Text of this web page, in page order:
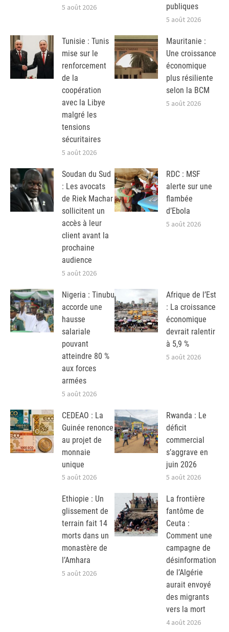
5 août 2026
publiques
5 août 2026
Tunisie : Tunis
mise sur le
renforcement
de la
coopération
avec la Libye
malgré les
tensions
sécuritaires
5 août 2026
Mauritanie :
Une croissance
économique
plus résiliente
selon la BCM
5 août 2026
Soudan du Sud
: Les avocats
de Riek Machar
sollicitent un
accès à leur
client avant la
prochaine
audience
5 août 2026
RDC : MSF
alerte sur une
flambée
d’Ebola
5 août 2026
Nigeria : Tinubu
accorde une
hausse
salariale
pouvant
atteindre 80 %
aux forces
armées
5 août 2026
Afrique de l’Est
: La croissance
économique
devrait ralentir
à 5,9 %
5 août 2026
CEDEAO : La
Guinée renonce
au projet de
monnaie
unique
5 août 2026
Rwanda : Le
déficit
commercial
s’aggrave en
juin 2026
5 août 2026
Ethiopie : Un
glissement de
terrain fait 14
morts dans un
monastère de
l’Amhara
5 août 2026
La frontière
fantôme de
Ceuta :
Comment une
campagne de
désinformation
de l’Algérie
aurait envoyé
des migrants
vers la mort
4 août 2026